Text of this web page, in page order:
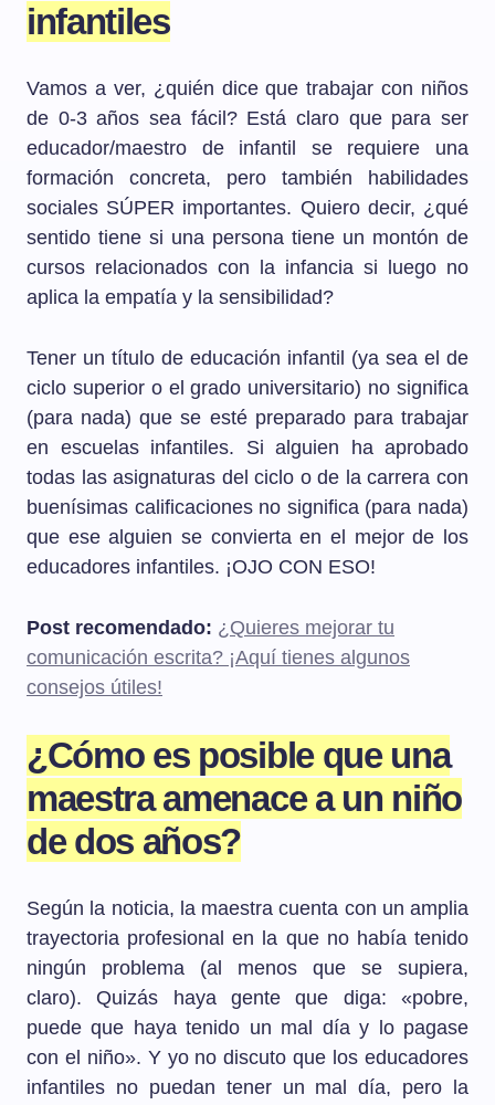
infantiles
Vamos a ver, ¿quién dice que trabajar con niños
de 0-3 años sea fácil? Está claro que para ser
educador/maestro de infantil se requiere una
formación concreta, pero también habilidades
sociales SÚPER importantes. Quiero decir, ¿qué
sentido tiene si una persona tiene un montón de
cursos relacionados con la infancia si luego no
aplica la empatía y la sensibilidad?
Tener un título de educación infantil (ya sea el de
ciclo superior o el grado universitario) no significa
(para nada) que se esté preparado para trabajar
en escuelas infantiles. Si alguien ha aprobado
todas las asignaturas del ciclo o de la carrera con
buenísimas calificaciones no significa (para nada)
que ese alguien se convierta en el mejor de los
educadores infantiles. ¡OJO CON ESO!
Post recomendado: ¿Quieres mejorar tu
comunicación escrita? ¡Aquí tienes algunos
consejos útiles!
¿Cómo es posible que una
maestra amenace a un niño
de dos años?
Según la noticia, la maestra cuenta con un amplia
trayectoria profesional en la que no había tenido
ningún problema (al menos que se supiera,
claro). Quizás haya gente que diga: «pobre,
puede que haya tenido un mal día y lo pagase
con el niño». Y yo no discuto que los educadores
infantiles no puedan tener un mal día, pero la